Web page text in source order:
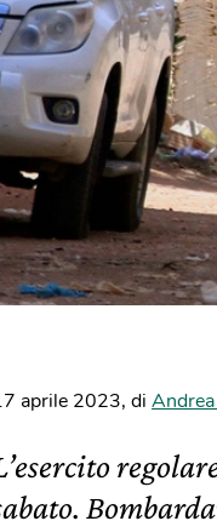
aprile 2023, di